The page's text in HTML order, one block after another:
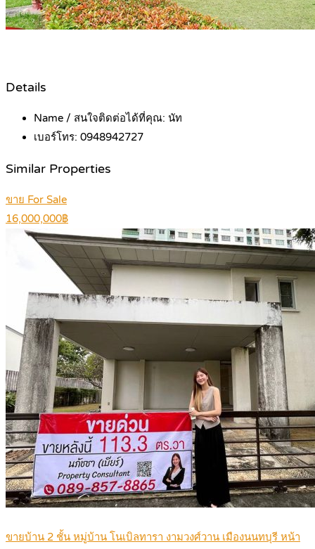
Details
Name / สนใจติดต่อได้ที่คุณ: นัท
เบอร์โทร: 0948942727
Similar Properties
ขาย For Sale
16,000,000฿
ขายบ้าน 2 ชั้น หมู่บ้าน โนเบิลทารา งามวงศ์วาน เมืองนนทบุรี หน้า